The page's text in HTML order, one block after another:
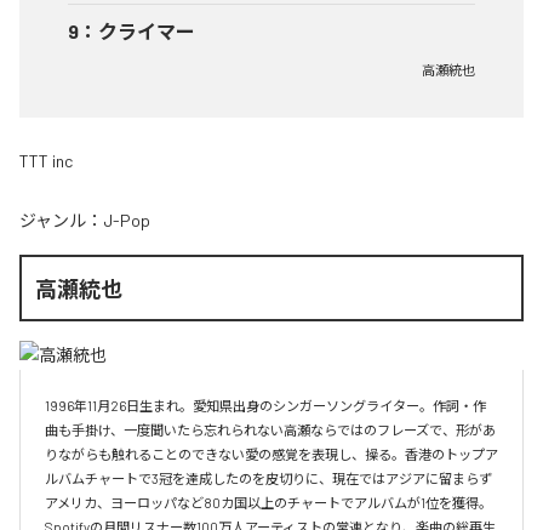
9 ： クライマー
高瀬統也
TTT inc
ジャンル： J-Pop
高瀬統也
1996年11月26日生まれ。愛知県出身のシンガーソングライター。作詞・作
曲も手掛け、一度聞いたら忘れられない高瀬ならではのフレーズで、形があ
りながらも触れることのできない愛の感覚を表現し、操る。香港のトップア
ルバムチャートで3冠を達成したのを皮切りに、現在ではアジアに留まらず
アメリカ、ヨーロッパなど80カ国以上のチャートでアルバムが1位を獲得。
Spotifyの月間リスナー数100万人アーティストの常連となり、楽曲の総再生